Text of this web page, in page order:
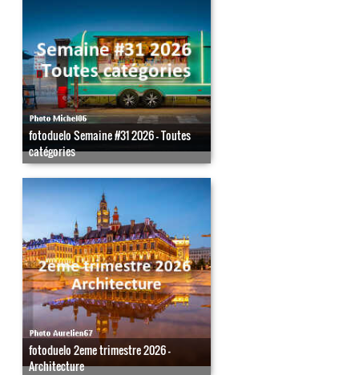
fotoduelo Semaine #31 2026 - Toutes
catégories
fotoduelo 2eme trimestre 2026 -
Architecture